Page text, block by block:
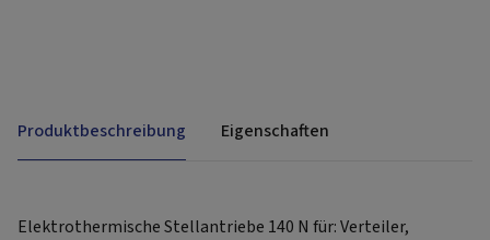
Produktbeschreibung Eigenschaften
Elektrothermische Stellantriebe 140 N für: Verteiler,